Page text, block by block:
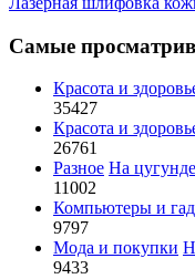
Самые
Красота и
35427
Красота и
26761
Разное На
11002
Компьютеры и
9797
Мода и покупки
9433